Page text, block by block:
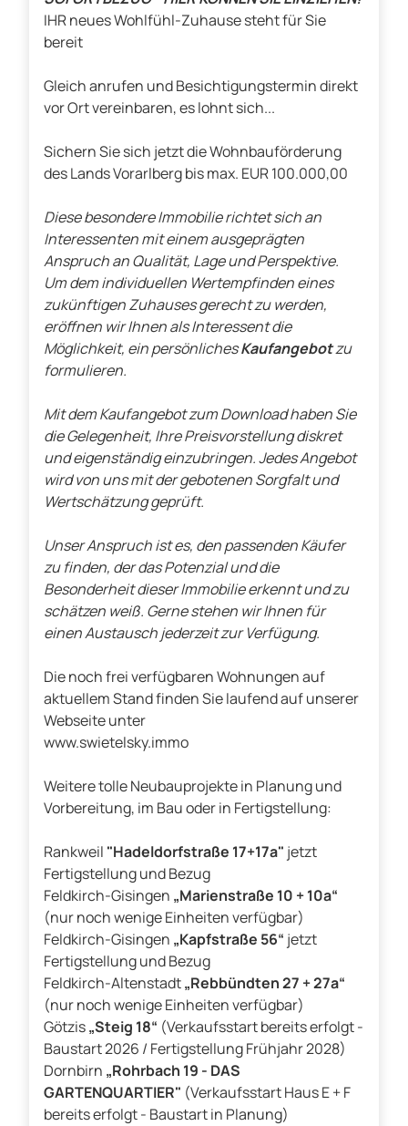
IHR neues Wohlfühl-Zuhause steht für Sie
bereit
Gleich anrufen und Besichtigungstermin direkt
vor Ort vereinbaren, es lohnt sich...
Sichern Sie sich jetzt die Wohnbauförderung
des Lands Vorarlberg bis max. EUR 100.000,00
Diese besondere Immobilie richtet sich an
Interessenten mit einem ausgeprägten
Anspruch an Qualität, Lage und Perspektive.
Um dem individuellen Wertempfinden eines
zukünftigen Zuhauses gerecht zu werden,
eröffnen wir Ihnen als Interessent die
Möglichkeit, ein persönlichesKaufangebotzu
formulieren.
Mit dem Kaufangebot zum Download haben Sie
die Gelegenheit, Ihre Preisvorstellung diskret
und eigenständig einzubringen. Jedes Angebot
wird von uns mit der gebotenen Sorgfalt und
Wertschätzung geprüft.
Unser Anspruch ist es, den passenden Käufer
zu finden, der das Potenzial und die
Besonderheit dieser Immobilie erkennt und zu
schätzen weiß. Gerne stehen wir Ihnen für
einen Austausch jederzeit zur Verfügung.
Die noch frei verfügbaren Wohnungen auf
aktuellem Stand finden Sie laufend auf unserer
Webseite unter
www.swietelsky.immo
Weitere tolle Neubauprojekte in Planung und
Vorbereitung, im Bau oder in Fertigstellung:
Rankweil "Hadeldorfstraße 17+17a" jetzt
Fertigstellung und Bezug
Feldkirch-Gisingen „Marienstraße 10 + 10a“
(nur noch wenige Einheiten verfügbar)
Feldkirch-Gisingen „Kapfstraße 56“ jetzt
Fertigstellung und Bezug
Feldkirch-Altenstadt„Rebbündten 27 + 27a“
(nur noch wenige Einheiten verfügbar)
Götzis„Steig 18“ (Verkaufsstart bereits erfolgt -
Baustart 2026 / Fertigstellung Frühjahr 2028)
Dornbirn „Rohrbach 19 - DAS
GARTENQUARTIER" (Verkaufsstart Haus E + F
bereits erfolgt - Baustart in Planung)